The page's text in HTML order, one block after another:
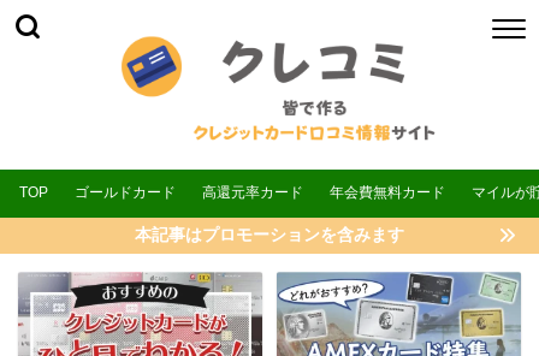
TOP ゴールドカード 高還元率カード 年会費無料カード マイルが
本記事はプロモーションを含みます